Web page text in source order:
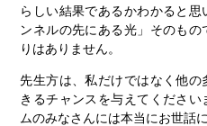
らしい結果であるかわかると
ンネルの先にある光」そのも
りはありません。
先生方は、私だけではなく他
きるチャンスを与えてくださ
ムのみなさんには本当にお世話